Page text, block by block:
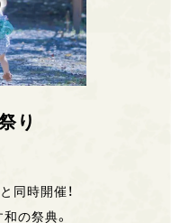
り
同時開催！
の祭典。